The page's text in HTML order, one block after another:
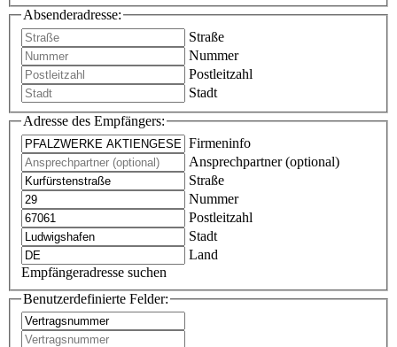
Absenderadresse:
Straße
Nummer
Postleitzahl
Stadt
Adresse des Empfängers:
Firmeninfo
Ansprechpartner (optional)
Straße
Nummer
Postleitzahl
Stadt
Land
Empfängeradresse suchen
Benutzerdefinierte Felder: